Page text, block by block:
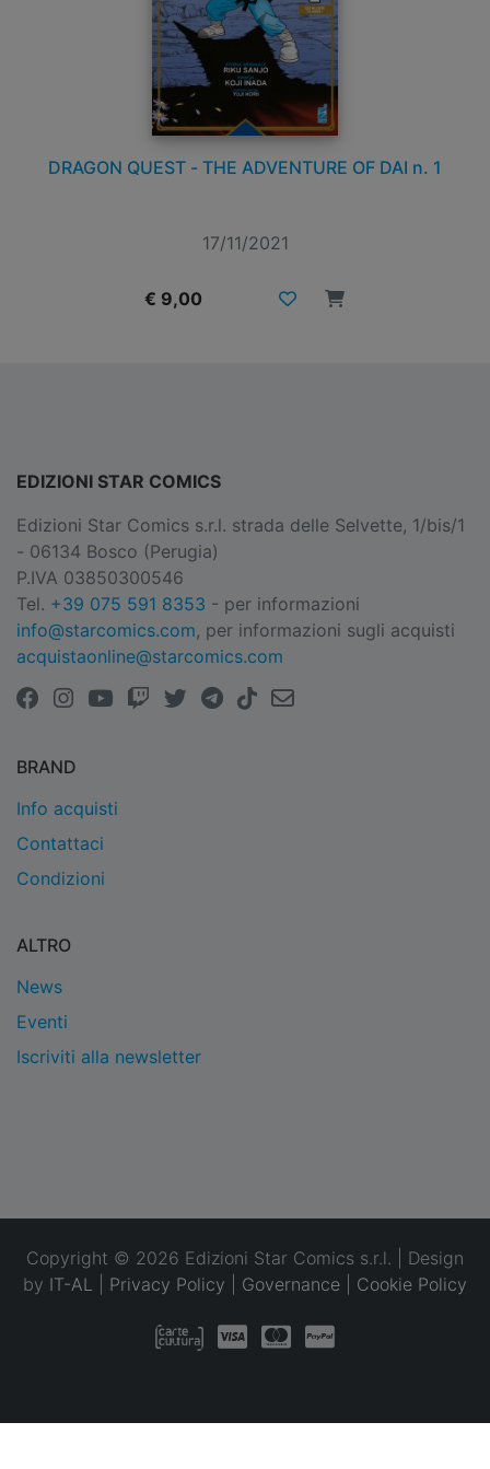
DRAGON QUEST - THE ADVENTURE OF DAI n. 1
17/11/2021
€ 9,00
EDIZIONI STAR COMICS
Edizioni Star Comics s.r.l. strada delle Selvette, 1/bis/1
- 06134 Bosco (Perugia)
P.IVA 03850300546
Tel. +39 075 591 8353 - per informazioni
info@starcomics.com, per informazioni sugli acquisti
acquistaonline@starcomics.com
BRAND
Info acquisti
Contattaci
Condizioni
ALTRO
News
Eventi
Iscriviti alla newsletter
Copyright © 2026 Edizioni Star Comics s.r.l. | Design
by IT-AL Privacy Policy Governance Cookie Policy